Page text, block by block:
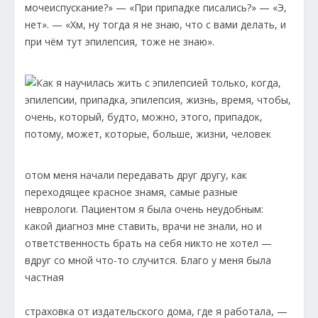
мочеиспускание?» — «При припадке писались?» — «Э,
нет». — «Хм, ну тогда я не знаю, что с вами делать, и
при чём тут эпилепсия, тоже не знаю».
отом меня начали передавать друг другу, как
переходящее красное знамя, самые разные
неврологи. Пациентом я была очень неудобным:
какой диагноз мне ставить, врачи не знали, но и
ответственность брать на себя никто не хотел —
вдруг со мной что-то случится. Благо у меня была
частная
страховка от издательского дома, где я работала, —